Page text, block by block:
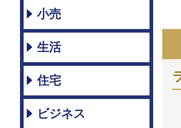
小売
生活
住宅
ビジネス